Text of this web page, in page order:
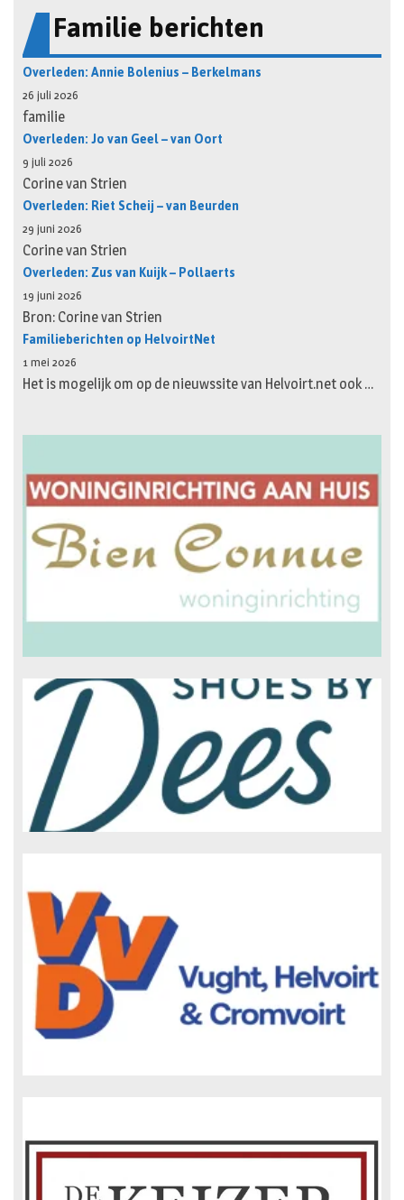
Familie berichten
Overleden: Annie Bolenius – Berkelmans
26 juli 2026
familie
Overleden: Jo van Geel – van Oort
9 juli 2026
Corine van Strien
Overleden: Riet Scheij – van Beurden
29 juni 2026
Corine van Strien
Overleden: Zus van Kuijk – Pollaerts
19 juni 2026
Bron: Corine van Strien
Familieberichten op HelvoirtNet
1 mei 2026
Het is mogelijk om op de nieuwssite van Helvoirt.net ook …